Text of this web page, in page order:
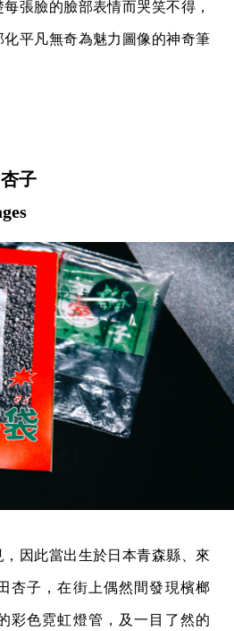
張臉的臉部表情而哭笑不得，
平凡無奇為魅力圖像的神奇筆
子
因此當出生於日本青森縣、來
杏子，在街上偶然間發現檳榔
彩色霓虹燈管，及一目了然的